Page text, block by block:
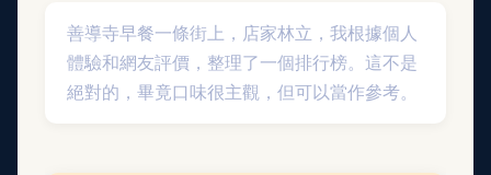
善導寺早餐一條街上，店家林立，我根據個人
體驗和網友評價，整理了一個排行榜。這不是
絕對的，畢竟口味很主觀，但可以當作參考。